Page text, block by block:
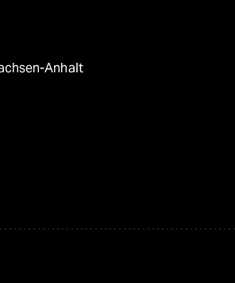
Anhalt